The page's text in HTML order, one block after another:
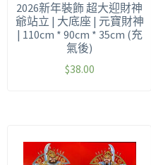
2026新年裝飾 超大迎財神
爺站立 | 大底座 | 元寶財神
| 110cm * 90cm * 35cm (充
氣後)
$38.00